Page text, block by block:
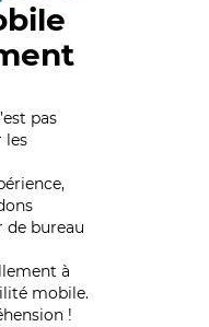
pas
les
bureau
à
mobile.
!